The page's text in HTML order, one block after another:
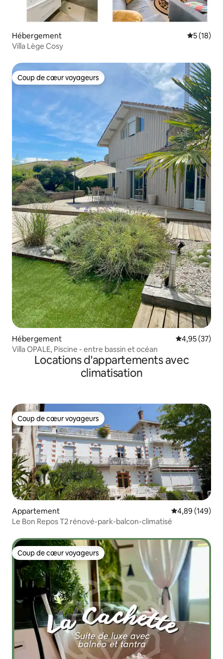
Hébergement
5 (18)
Villa Lège Cosy
Coup de cœur voyageurs
Coup de cœur voyageurs
Hébergement Évaluation
4,95 (37)
Villa OPALE, Piscine - entre bassin et océan
Locations d'appartements avec
climatisation
Coup de cœur voyageurs
Coup de cœur voyageurs
Appartement Évaluation
4,89 (149)
Le Bon Repos T2 rénové-park-balcon-climatisé
Coup de cœur voyageurs
Coup de cœur voyageurs